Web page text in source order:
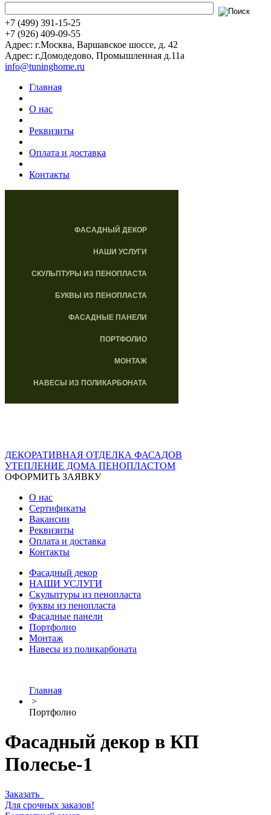
+7 (499) 391-15-25
+7 (926) 409-09-55
Адрес: г.Москва, Варшавское шоссе, д. 42
Адрес: г.Домодедово, Промышленная д.11а
info@tuninghome.ru
Главная
О нас
Реквизиты
Оплата и доставка
Контакты
ФАСАДНЫЙ ДЕКОР
НАШИ УСЛУГИ
СКУЛЬПТУРЫ ИЗ ПЕНОПЛАСТА
БУКВЫ ИЗ ПЕНОПЛАСТА
ФАСАДНЫЕ ПАНЕЛИ
ПОРТФОЛИО
МОНТАЖ
НАВЕСЫ ИЗ ПОЛИКАРБОНАТА
ДЕКОРАТИВНАЯ ОТДЕЛКА ФАСАДОВ
УТЕПЛЕНИЕ ДОМА ПЕНОПЛАСТОМ
ОФОРМИТЬ ЗАЯВКУ
О нас
Сертификаты
Вакансии
Реквизиты
Оплата и доставка
Контакты
Фасадный декор
НАШИ УСЛУГИ
Скульптуры из пенопласта
буквы из пенопласта
Фасадные панели
Портфолио
Монтаж
Навесы из поликарбоната
Главная
>
Портфолио
Фасадный декор в КП
Полесье-1
Заказать
Для срочных заказов!